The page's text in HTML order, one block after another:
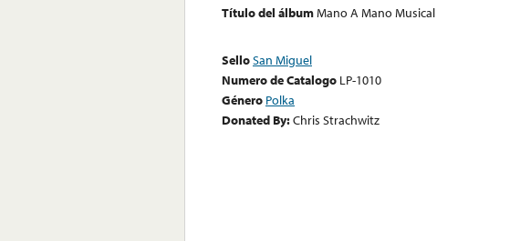
Título del álbumMano A Mano Musical
SelloSan Miguel
Numero de Catalogo LP-1010
Género Polka
Donated By:Chris Strachwitz